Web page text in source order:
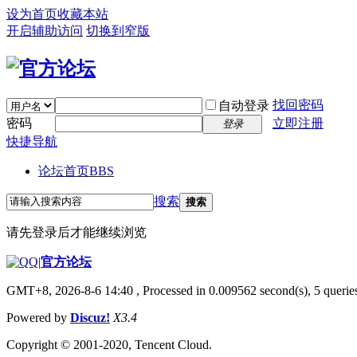
设为首页收藏本站
开启辅助访问 切换到窄版
自动登录 找回密码
密码
登录
立即注册
快捷导航
论坛首页BBS
搜索 搜索
请先登录后才能继续浏览
|官方论坛
GMT+8, 2026-8-6 14:40 , Processed in 0.009562 second(s), 5
Powered by Discuz! X3.4
Copyright © 2001-2020, Tencent Cloud.